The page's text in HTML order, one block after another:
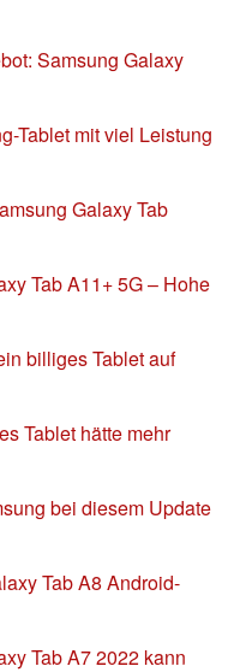
Samsung Galaxy
Tablet mit viel Leistung
Galaxy Tab
Tab A11+ 5G – Hohe
billiges Tablet auf
Tablet hätte mehr
bei diesem Update
Tab A8 Android-
Tab A7 2022 kann